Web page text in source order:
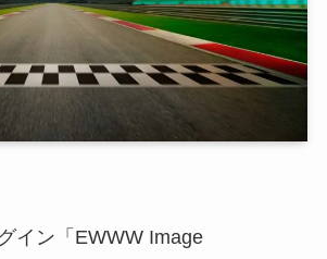
イン「EWWW Image